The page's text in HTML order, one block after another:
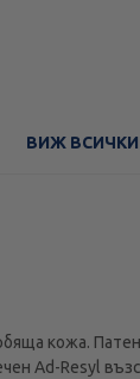
ВИЖ
кожа.
Ad-Resyl